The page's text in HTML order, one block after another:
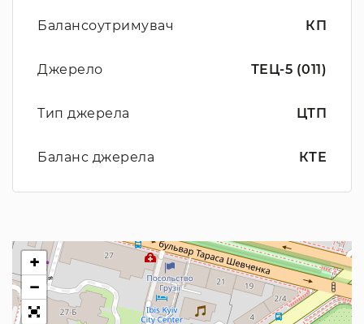
Балансоутримувач КП
Джерело ТЕЦ-5 (011)
Тип джерела ЦТП
Баланс джерела КТЕ
+
−